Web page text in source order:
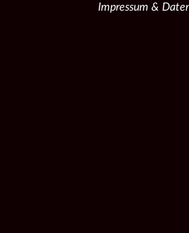
Impressum &